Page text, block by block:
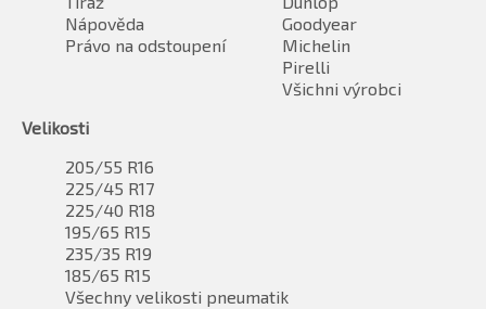
Nápověda
Právo na odstoupení
Goodyear
Michelin
Pirelli
Všichni výrobci
Velikosti
205/55 R16
225/45 R17
225/40 R18
195/65 R15
235/35 R19
185/65 R15
Všechny velikosti pneumatik